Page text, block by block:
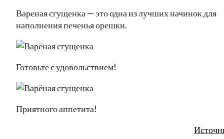
Вареная сгущенка — это одна из лучших начинок для
наполнения печенья орешки.
Готовьте с удовольствием!
Приятного аппетита!